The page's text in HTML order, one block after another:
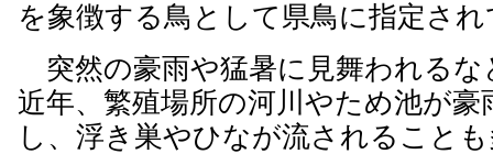
を象徴する鳥として県鳥に指定さ
突然の豪雨や猛暑に見舞われるな
近年、繁殖場所の河川やため池が豪
し、浮き巣やひなが流されること